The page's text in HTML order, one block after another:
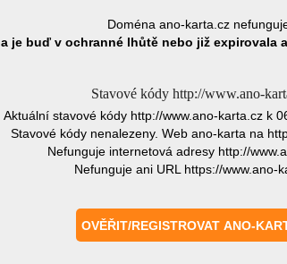
Doména ano-karta.cz
je buď v ochranné lhůtě nebo již expirovala
Stavové kódy http://www.ano-
Aktuální stavové kódy http://www.ano-karta.cz k
Stavové kódy nenalezeny. Web ano-karta na
Nefunguje internetová adresy http://
Nefunguje ani URL https://www.ano-